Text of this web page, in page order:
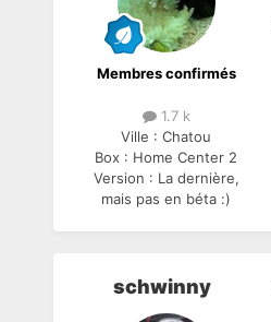
Membres confirmés
1.7 k
Ville :Chatou
Box : Home Center 2
Version : La dernière,
mais pas en béta :)
schwinny